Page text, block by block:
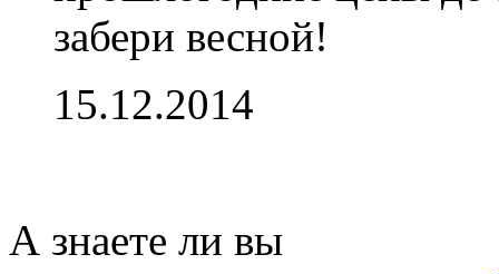
забери весной!
15.12.2014
А знаете ли вы